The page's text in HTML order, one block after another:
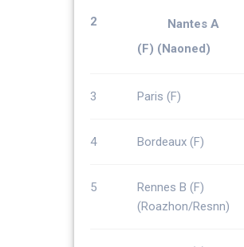
2
Nantes A
(F) (Naoned)
3 Paris (F)
4 Bordeaux (F)
5
Rennes B (F)
(Roazhon/Resnn)